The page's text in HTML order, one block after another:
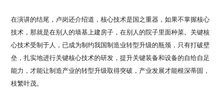
在演讲的结尾，卢岗还介绍道，核心技术是国之重器，如果不掌握核心
技术，那就是在别人的墙基上建房子，在别人的院子里面种菜。关键核
心技术受制于人，已成为制约我国制造业转型升级的瓶颈，只有打破壁
垒，扎实地进行关键核心技术的研发，提升关键装备和设备的自给自足
能力，才能让制造产业的转型升级取得突破，产业发展才能根深蒂固，
枝繁叶茂。